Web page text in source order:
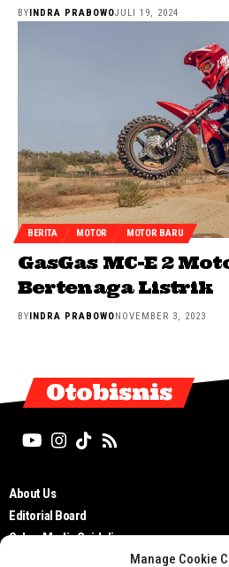
Manage Cookie
BYINDRA PRABOWOJULI 19, 2024
BERITA MOTOR MOTOR BARU
GasGas MC-E 2
Bertenaga Listrik
BYINDRA PRABOWONOVEMBER 3, 2023
Otobisnis
About Us
Editorial Board
Cyber Media Guidelines